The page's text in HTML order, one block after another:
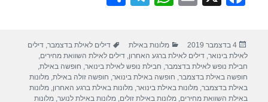
e
b
o
s
A
p
gr
a
m
e
פורסם
בתאריך
4 בדצמבר 2019 קטגוריות
מלונות באילת תגיות
דילים לאילת בדצמבר,דילים
לאילת בינואר,דילים לאילת ברגע האחרון,דילים לאילת השוואת מחירים,
חבילת נופש לאילת בדצמבר, חבילת נופש לאילת בינואר, חופשה באילת,
חופשה באילת בדצמבר, חופשה באילת בינואר, חופשה זולה באילת,מלונות
באילת בדצמבר,מלונות באילת בינואר,מלונות באילת ברגע האחרון,מלונות
באילת השוואת מחירים,מלונות באילת זולים,מלונות באילת לנוער,מלונות